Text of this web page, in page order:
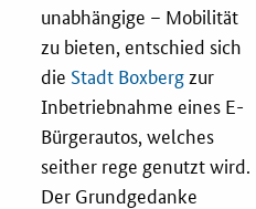
unabhängige – Mobilität
zu bieten, entschied sich
die Stadt Boxberg zur
Inbetriebnahme eines E-
Bürgerautos, welches
seither rege genutzt wird.
Der Grundgedanke